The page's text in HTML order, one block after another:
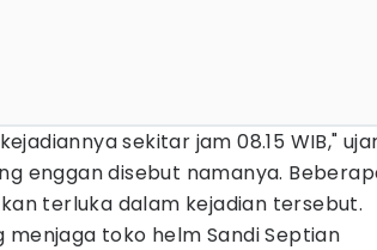
sekitar jam 08.15 WIB,"
enggan disebut namanya.
terluka dalam kejadian tersebut.
menjaga toko helm Sandi Septian